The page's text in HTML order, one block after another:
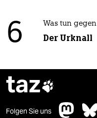
6 Was tun
Der Urknall
taz
Folgen Sie uns